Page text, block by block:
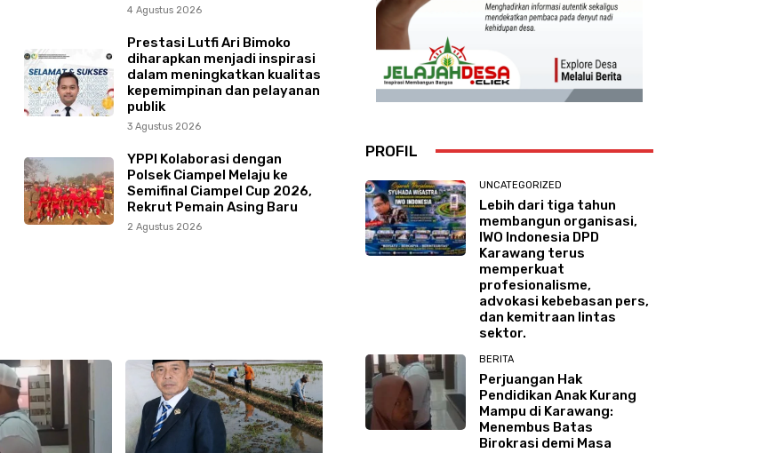
4 Agustus 2026
Prestasi Lutfi Ari Bimoko
diharapkan menjadi inspirasi
dalam meningkatkan kualitas
kepemimpinan dan pelayanan
publik
3 Agustus 2026
YPPI Kolaborasi dengan
Polsek Ciampel Melaju ke
Semifinal Ciampel Cup 2026,
Rekrut Pemain Asing Baru
2 Agustus 2026
PROFIL
UNCATEGORIZED
Lebih dari tiga tahun
membangun organisasi,
IWO Indonesia DPD
Karawang terus
memperkuat
profesionalisme,
advokasi kebebasan pers,
dan kemitraan lintas
sektor.
BERITA
Perjuangan Hak
Pendidikan Anak Kurang
Mampu di Karawang:
Menembus Batas
Birokrasi demi Masa